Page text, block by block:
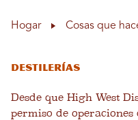
Hogar Cosas que
Destilerías
Desde que High West
permiso de